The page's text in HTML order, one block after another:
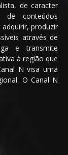
de caracter
de conteúdos
produzir
através de
e transmite
à região que
N visa uma
O Canal N